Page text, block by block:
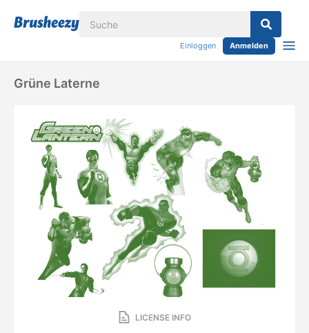
Einloggen Anmelden
Grüne Laterne
LICENSE INFO